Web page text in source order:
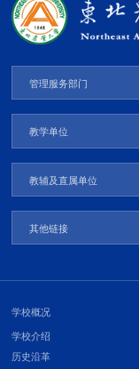
管理服务部门
教学单位
教辅及直属单位
其他链接
学校概况
学校介绍
历史沿革